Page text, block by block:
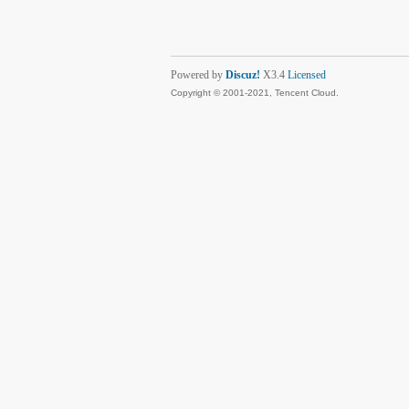
Powered by Discuz! X3.4 Licensed
Copyright © 2001-2021, Tencent Cloud.